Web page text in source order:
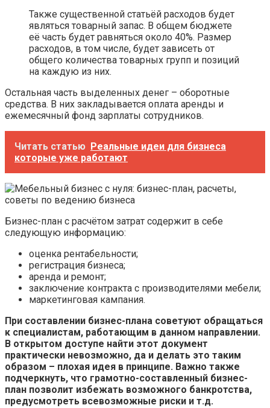
Также существенной статьёй расходов будет
являться товарный запас. В общем бюджете
её часть будет равняться около 40%. Размер
расходов, в том числе, будет зависеть от
общего количества товарных групп и позиций
на каждую из них.
Остальная часть выделенных денег – оборотные
средства. В них закладывается оплата аренды и
ежемесячный фонд зарплаты сотрудников.
Читать статью Реальные идеи для бизнеса
которые уже работают
Бизнес-план с расчётом затрат содержит в себе
следующую информацию:
оценка рентабельности;
регистрация бизнеса;
аренда и ремонт;
заключение контракта с производителями мебели;
маркетинговая кампания.
При составлении бизнес-плана советуют обращаться
к специалистам, работающим в данном направлении.
В открытом доступе найти этот документ
практически невозможно, да и делать это таким
образом – плохая идея в принципе. Важно также
подчеркнуть, что грамотно-составленный бизнес-
план позволит избежать возможного банкротства,
предусмотреть всевозможные риски и т.д.